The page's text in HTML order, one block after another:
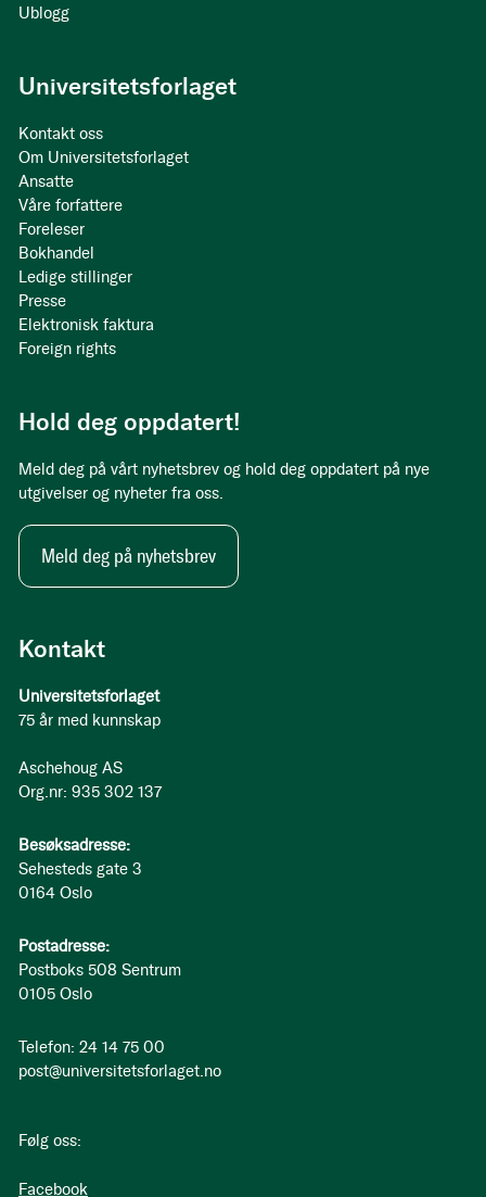
Kontakt
Universitetsforlaget
75 år med kunnskap
Aschehoug AS
Org.nr: 935 302 137
Besøksadresse:
Sehesteds gate 3
0164 Oslo
Postadresse:
Postboks 508 Sentrum
0105 Oslo
Telefon: 24 14 75 00
post@universitetsforlaget.no
Følg oss:
Facebook
Ublogg
Universitetsforlaget
Kontakt oss
Om Universitetsforlaget
Ansatte
Våre forfattere
Foreleser
Bokhandel
Ledige stillinger
Presse
Elektronisk faktura
Foreign rights
Hold deg oppdatert!
Meld deg på vårt nyhetsbrev og hold deg oppdatert på nye
utgivelser og nyheter fra oss.
Meld deg på nyhetsbrev